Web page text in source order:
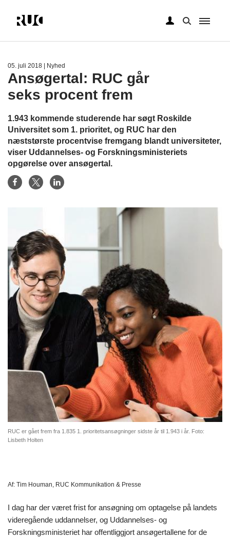
05. juli 2018 | Nyhed
Ansøgertal: RUC går
seks procent frem
1.943 kommende studerende har søgt Roskilde
Universitet som 1. prioritet, og RUC har den
næststørste procentvise fremgang blandt universiteter,
viser Uddannelses- og Forskningsministeriets
opgørelse over ansøgertal.
RUC er gået frem fra 1.835 1. prioritetsansøgninger sidste år til 1.943 i år. Foto:
Lisbeth Holten
Af: Tim Houman, RUC Kommunikation & Presse
I dag har der været frist for ansøgning om optagelse på landets
videregående uddannelser, og Uddannelses- og
Forskningsministeriet har offentliggjort ansøgertallene for de